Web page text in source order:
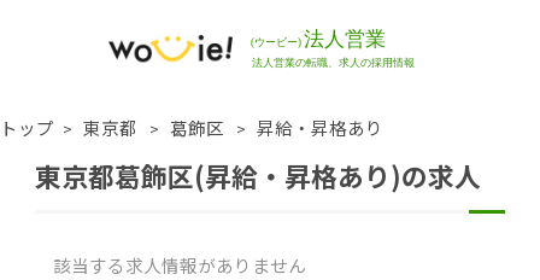
トップ 東京都 葛飾区 昇給・昇格あり
東京都葛飾区(昇給・昇格あり)の求人
該当する求人情報がありません